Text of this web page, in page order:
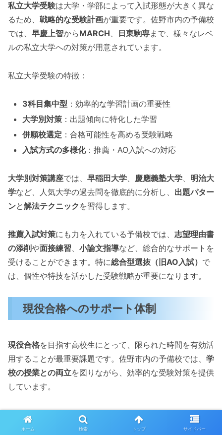
私立大学受験は大学・学部によって入試形態が大きく異な
るため、 戦略的な受験計画が重要です。佐野市内の予備校
では、 早慶上智からMARCH、 日東駒専まで、様々なレベ
ルの私立大学への対策が用意されています。
私立大学受験の特徴：
3科目集中型 ：効率的な学習計画の重要性
大学別対策 ：出題傾向に特化した学習
併願校選定 ：合格可能性を高める受験戦略
入試方式の多様化：推薦・AO入試への対応
大学別対策講座では、 早稲田大学、 慶應義塾大学、 明治大
学など、人気大学の過去問を徹底的に分析し、 出題パター
ンと解法テクニック を習得します。
推薦入試対策にも力を入れている予備校では、 志望理由書
の添削や面接練習 小論文指導など、総合的なサポートを
受けることができます。特に総合型選抜（旧AO入試） で
は、個性や特技を活かした受験戦略が重要になります。
現役合格へのサポート体制
現役合格を目指す高校生にとって、限られた時間を有効活
用することが最重要課題です。佐野市内の予備校では、 学
校の授業との両立を図りながら、効率的な受験対策を提供
しています。
現役生サポートの特徴：
ホーム 検索 トップ サイドバー